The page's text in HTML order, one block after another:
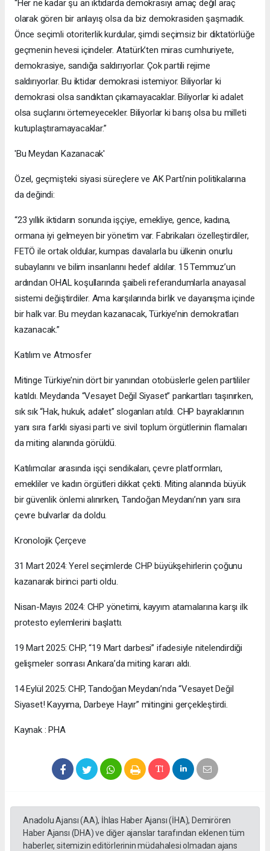
“Her ne kadar şu an iktidarda demokrasiyi amaç değil araç
olarak gören bir anlayış olsa da biz demokrasiden şaşmadık.
Önce seçimli otoriterlik kurdular, şimdi seçimsiz bir diktatörlüğe
geçmenin hevesi içindeler. Atatürk’ten miras cumhuriyete,
demokrasiye, sandığa saldırıyorlar. Çok partili rejime
saldırıyorlar. Bu iktidar demokrasi istemiyor. Biliyorlar ki
demokrasi olsa sandıktan çıkamayacaklar. Biliyorlar ki adalet
olsa suçlarını örtemeyecekler. Biliyorlar ki barış olsa bu milleti
kutuplaştıramayacaklar.”
'Bu Meydan Kazanacak'
Özel, geçmişteki siyasi süreçlere ve AK Parti’nin politikalarına
da değindi:
“23 yıllık iktidarın sonunda işçiye, emekliye, gence, kadına,
ormana iyi gelmeyen bir yönetim var. Fabrikaları özelleştirdiler,
FETÖ ile ortak oldular, kumpas davalarla bu ülkenin onurlu
subaylarını ve bilim insanlarını hedef aldılar. 15 Temmuz’un
ardından OHAL koşullarında şaibeli referandumlarla anayasal
sistemi değiştirdiler. Ama karşılarında birlik ve dayanışma içinde
bir halk var. Bu meydan kazanacak, Türkiye’nin demokratları
kazanacak.”
Katılım ve Atmosfer
Mitinge Türkiye’nin dört bir yanından otobüslerle gelen partililer
katıldı. Meydanda “Vesayet Değil Siyaset” pankartları taşınırken,
sık sık “Hak, hukuk, adalet” sloganları atıldı. CHP bayraklarının
yanı sıra farklı siyasi parti ve sivil toplum örgütlerinin flamaları
da miting alanında görüldü.
Katılımcılar arasında işçi sendikaları, çevre platformları,
emekliler ve kadın örgütleri dikkat çekti. Miting alanında büyük
bir güvenlik önlemi alınırken, Tandoğan Meydanı’nın yanı sıra
çevre bulvarlar da doldu.
Kronolojik Çerçeve
31 Mart 2024: Yerel seçimlerde CHP büyükşehirlerin çoğunu
kazanarak birinci parti oldu.
Nisan-Mayıs 2024: CHP yönetimi, kayyım atamalarına karşı ilk
protesto eylemlerini başlattı.
19 Mart 2025: CHP, “19 Mart darbesi” ifadesiyle nitelendirdiği
gelişmeler sonrası Ankara’da miting kararı aldı.
14 Eylül 2025: CHP, Tandoğan Meydanı’nda “Vesayet Değil
Siyaset! Kayyıma, Darbeye Hayır” mitingini gerçekleştirdi.
Kaynak : PHA
Anadolu Ajansı (AA), İhlas Haber Ajansı (İHA), Demirören
Haber Ajansı (DHA) ve diğer ajanslar tarafından eklenen tüm
haberler, sitemizin editörlerinin müdahalesi olmadan ajans